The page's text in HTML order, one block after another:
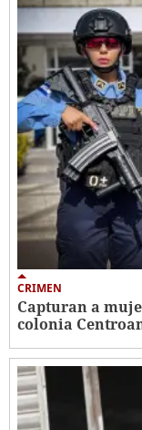
CRIMEN
Capturan a
colonia